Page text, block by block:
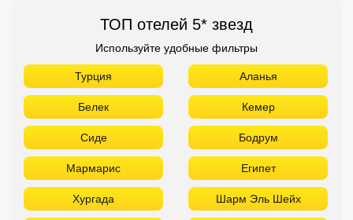
ТОП отелей 5* звезд
Используйте удобные фильтры
Турция Аланья
Белек Кемер
Сиде Бодрум
Мармарис Египет
Хургада Шарм Эль Шейх